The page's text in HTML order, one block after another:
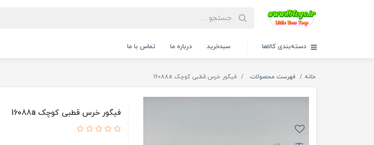
دسته‌بندی کالاها سبدخرید درباره ما تماس با ما
خانه فهرست محصولات فیگور خرس قطبی کوچک 16088a
فیگور خرس قطبی کوچک 16088a